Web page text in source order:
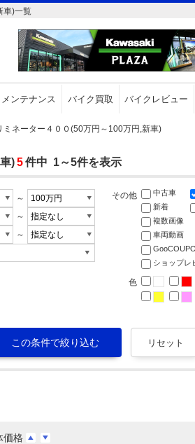
車)一覧
メンテナンス バイク買取 バイクレビュー
ミネーター４００(50万円～100万円,新車)
)5件中 1～5件を表示
～
～
～
その他 中古車
新着
複数画像
車両動画
ショップレ
色
価格